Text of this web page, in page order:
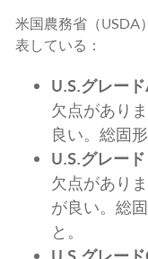
米国農務省（USDA
表している：
U.S.グレー
欠点があり
良い。総固
U.S.グレー
欠点があり
が良い。総
と。